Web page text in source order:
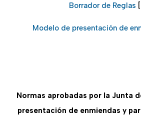
Borrador de Reglas
Modelo de presentación de
Normas aprobadas por la Junta
presentación de enmiendas y